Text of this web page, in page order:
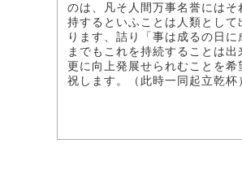
のは、凡そ人間万事名誉には
持するといふことは人類とし
ります、詰り「事は成るの日
までもこれを持続することは
更に向上発展せられむことを
祝します。（此時一同起立乾杯